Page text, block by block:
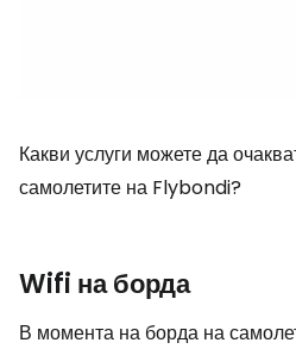
Какви услуги можете да
самолетите на Flybondi?
Wifi на борда
В момента на борда на